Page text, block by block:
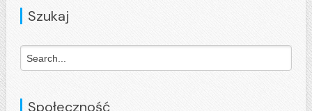
Szukaj
Społeczność